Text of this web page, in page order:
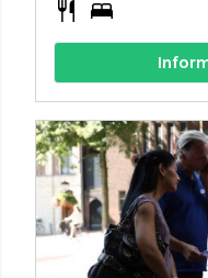
restaurant bed